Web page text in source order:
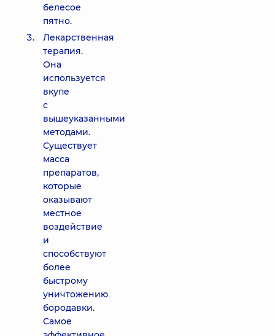
белесое
пятно.
Лекарственная
терапия.
Она
используется
вкупе
с
вышеуказанными
методами.
Существует
масса
препаратов,
которые
оказывают
местное
воздействие
и
способствуют
более
быстрому
уничтожению
бородавки.
Самое